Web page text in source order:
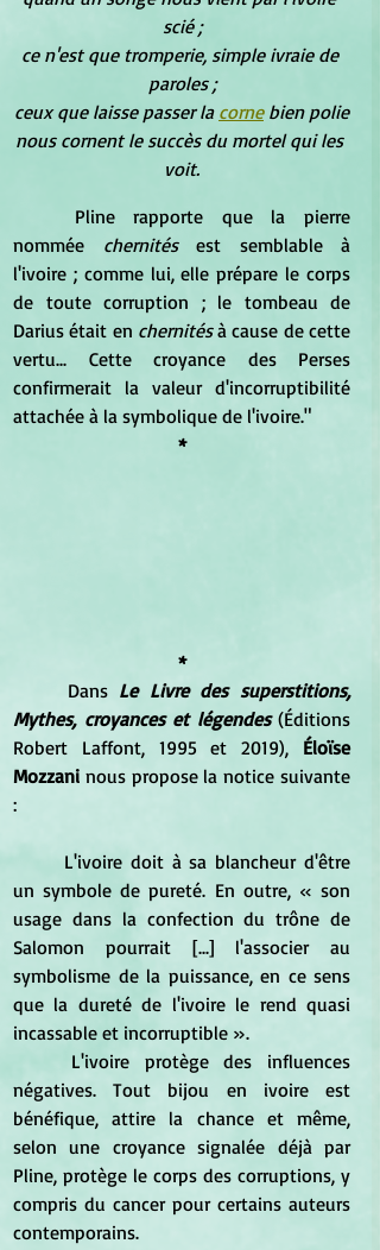
scié ;
ce n'est que tromperie, simple ivraie de
paroles ;
ceux que laisse passer la corne bien polie
nous cornent le succès du mortel qui les
voit.
nommée chernités est semblable à
l'ivoire ; comme lui, elle prépare le corps
de toute corruption ; le tombeau de
Darius était en chernités à cause de cette
vertu... Cette croyance des Perses
confirmerait la valeur d'incorruptibilité
attachée à la symbolique de l'ivoire."
*
*
	Dans
Le Livre des superstitions,
Mythes, croyances et légendes (Éditions
Robert Laffont, 1995 et 2019), Éloïse
Mozzani nous propose la notice suivante
:
un symbole de pureté. En outre, « son
usage dans la confection du trône de
Salomon pourrait [...] l'associer au
symbolisme de la puissance, en ce sens
que la dureté de l'ivoire le rend quasi
incassable et incorruptible ».
négatives. Tout bijou en ivoire est
bénéfique, attire la chance et même,
selon une croyance signalée déjà par
Pline, protège le corps des corruptions, y
compris du cancer pour certains auteurs
contemporains.